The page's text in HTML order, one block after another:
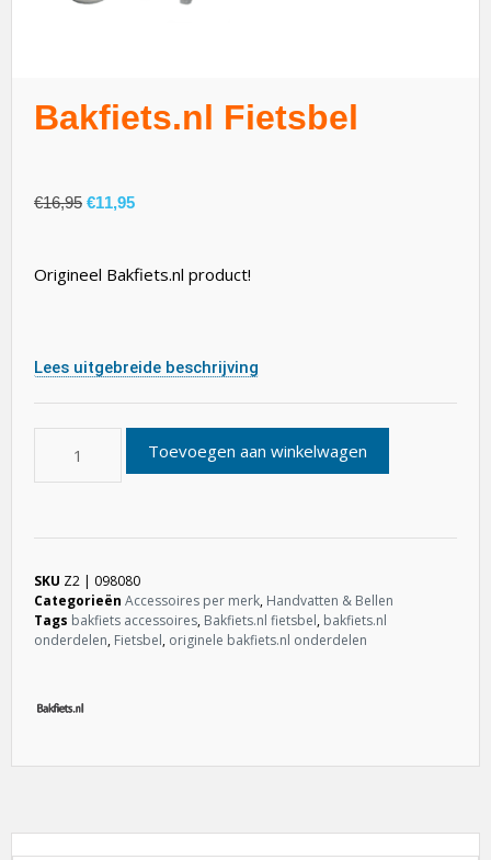
Bakfiets.nl Fietsbel
€16,95 €11,95
Origineel Bakfiets.nl product!
Lees uitgebreide beschrijving
Toevoegen aan winkelwagen
SKU Z2 | 098080
Categorieën Accessoires per merk, Handvatten & Bellen
Tags bakfiets accessoires, Bakfiets.nl fietsbel, bakfiets.nl
onderdelen, Fietsbel, originele bakfiets.nl onderdelen